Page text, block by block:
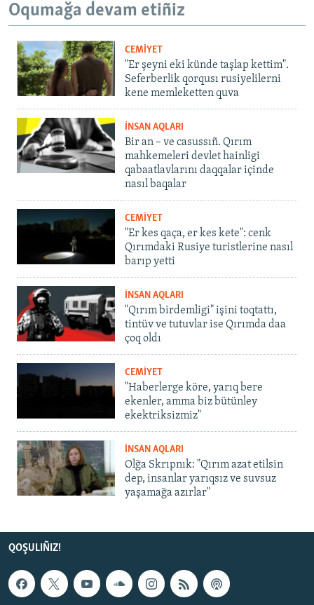
Oqumağa devam etiñiz
CEMİYET
"Er şeyni eki künde taşlap kettim".
Seferberlik qorqusı rusiyelilerni
kene memleketten quva
İNSAN AQLARI
Bir an – ve casussıñ. Qırım
mahkemeleri devlet hainligi
qabaatlavlarını daqqalar içinde
nasıl baqalar
CEMİYET
"Er kes qaça, er kes kete": cenk
Qırımdaki Rusiye turistlerine nasıl
barıp yetti
İNSAN AQLARI
"Qırım birdemligi" işini toqtattı,
tintüv ve tutuvlar ise Qırımda daa
çoq oldı
CEMİYET
"Haberlerge köre, yarıq bere
ekenler, amma biz bütünley
ekektriksizmiz"
İNSAN AQLARI
Olğa Skrıpnık: "Qırım azat etilsin
dep, insanlar yarıqsız ve suvsuz
yaşamağa azırlar"
QOŞULIÑIZ!